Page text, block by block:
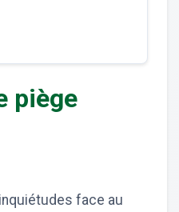
piège
face au